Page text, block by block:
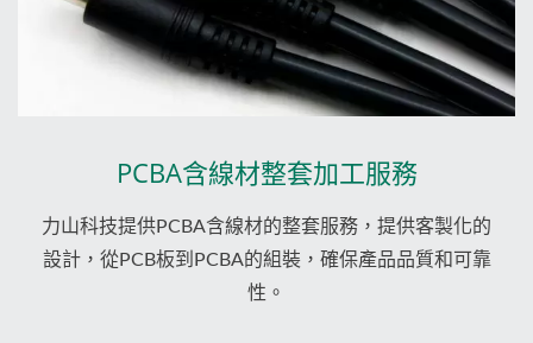
PCBA含線材整套加工服務
力山科技提供PCBA含線材的整套服務，提供客製化的
設計，從PCB板到PCBA的組裝，確保產品品質和可靠
性。